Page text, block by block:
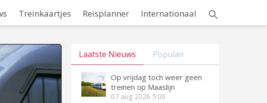
Treinkaartjes Reisplanner Internationaal
Laatste Nieuws Populair
Op vrijdag toch weer geen
treinen op Maaslijn
07 aug 2026 5:00